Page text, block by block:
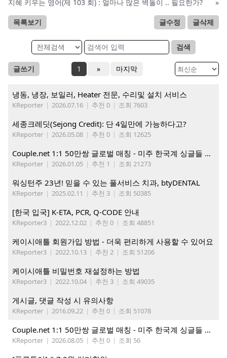
지혜 키우는 영어(제 103 회) : 얼마나 많은 벽돌이 .. 필요한가? »
목록보기 글수정 글삭제
검색
글쓰기 1 » 마지막
냉동, 냉장, 보일러, Heater 전문, 수리및 설치 서비스
KReporter | 2026.07.16 | 추천 0 | 조회 7603
세종크레딧(Sejong Credit): 단 4일만에 가능하다고?
KReporter | 2026.05.08 | 추천 0 | 조회 12625
Couple.net 1:1 50만쌍 글로벌 매칭 - 미주 한국계 싱글들 모이세요
KReporter | 2026.01.05 | 추천 1 | 조회 21273
워싱턴주 23년! 믿을 수 있는 풀서비스 치과, btyDENTAL
KReporter | 2025.02.11 | 추천 3 | 조회 50385
[한국 입국] K-ETA, PCR, Q-CODE 안내
KReporter3 | 2022.12.02 | 추천 0 | 조회 48851
케이시애틀 회원가입 방법 - 더욱 편리하게 사용할 수 있어요
KReporter3 | 2022.10.13 | 추천 2 | 조회 51206
케이시애틀 비밀번호 재설정하는 방법
KReporter3 | 2022.10.04 | 추천 3 | 조회 49035
게시글, 댓글 작성 시 유의사항
KReporter | 2016.09.22 | 추천 0 | 조회 51078
Couple.net 1:1 50만쌍 글로벌 매칭 - 미주 한국계 싱글들 모이세요
KReporter | 2026.08.05 | 추천 0 | 조회 56